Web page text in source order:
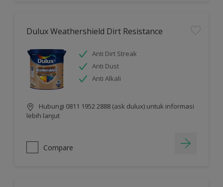
Dulux Weathershield Dirt Resistance
Anti Dirt Streak
Anti Dust
Anti Alkali
Hubungi 0811 1952 2888 (ask dulux) untuk informasi
lebih lanjut
Compare